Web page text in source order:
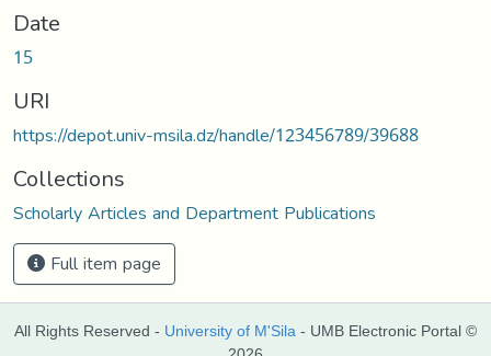
Date
15
URI
https://depot.univ-msila.dz/handle/123456789/39688
Collections
Scholarly Articles and Department Publications
Full item page
All Rights Reserved - University of M'Sila - UMB Electronic Portal ©